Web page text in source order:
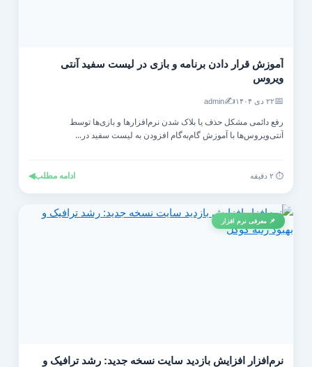
آموزش قرار دادن برنامه و بازی در لیست سفید آنتی‌
ویروس
۲۲ دی ۱۴۰۴ ✍️
admin
رفع دائمی مشکل حذف یا بلاک شدن نرم‌افزارها و بازی‌ها توسط
آنتی‌ویروس‌ها با آموزش گام‌به‌گام افزودن به لیست سفید در...
ادامه مطلب◀
📌 معرفی نرم افزار
نرم‌افزار افزایش بازدید سایت نسخه جدید: رشد ترافیک و